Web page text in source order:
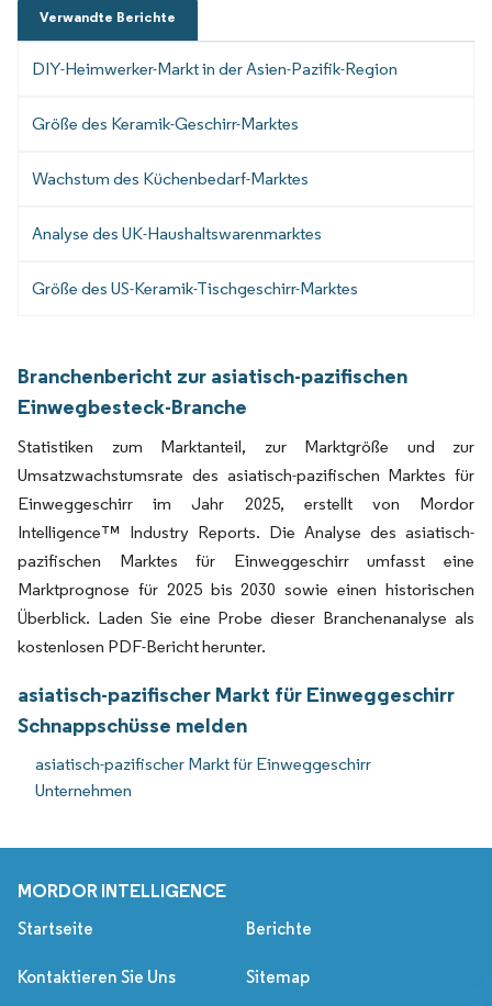
Verwandte Berichte
DIY-Heimwerker-Markt in der Asien-Pazifik-Region
Größe des Keramik-Geschirr-Marktes
Wachstum des Küchenbedarf-Marktes
Analyse des UK-Haushaltswarenmarktes
Größe des US-Keramik-Tischgeschirr-Marktes
Branchenbericht zur asiatisch-pazifischen
Einwegbesteck-Branche
Statistiken zum Marktanteil, zur Marktgröße und zur
Umsatzwachstumsrate des asiatisch-pazifischen Marktes für
Einweggeschirr im Jahr 2025, erstellt von Mordor
Intelligence™ Industry Reports. Die Analyse des asiatisch-
pazifischen Marktes für Einweggeschirr umfasst eine
Marktprognose für 2025 bis 2030 sowie einen historischen
Überblick. Laden Sie eine Probe dieser Branchenanalyse als
kostenlosen PDF-Bericht herunter.
asiatisch-pazifischer Markt für Einweggeschirr
Schnappschüsse melden
asiatisch-pazifischer Markt für Einweggeschirr
Unternehmen
MORDOR INTELLIGENCE
Startseite Berichte
Kontaktieren Sie Uns Sitemap